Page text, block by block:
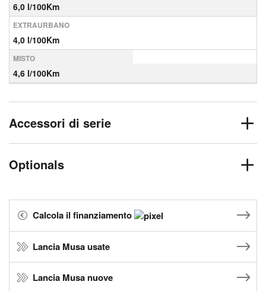
6,0 l/100Km
EXTRAURBANO
4,0 l/100Km
MISTO
4,6 l/100Km
Accessori di serie
Optionals
Calcola il finanziamento
Lancia Musa usate
Lancia Musa nuove